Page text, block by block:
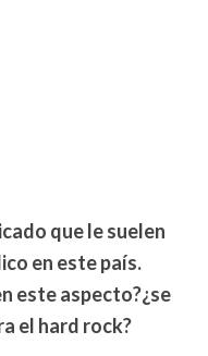
que le suelen
en este país.
este aspecto?¿se
el hard rock?